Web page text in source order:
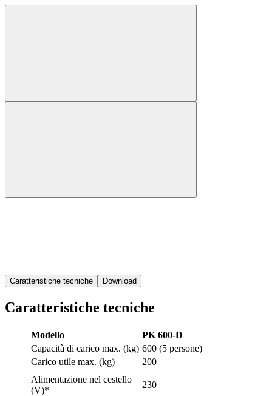
Caratteristiche tecniche Download
Caratteristiche tecniche
Modello
PK 600-D
Capacità di carico max. (kg) 600 (5 persone)
Carico utile max. (kg)
200
Alimentazione nel cestello
(V)*
230